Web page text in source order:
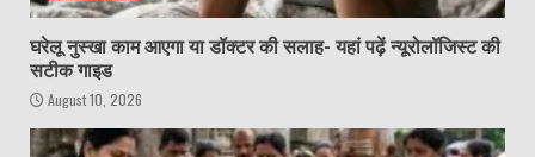
घरेलू नुस्खा काम आएगा या डॉक्टर की सलाह- यहां पढ़ें न्यूरोलॉजिस्ट की
सटीक गाइड
August 10, 2026